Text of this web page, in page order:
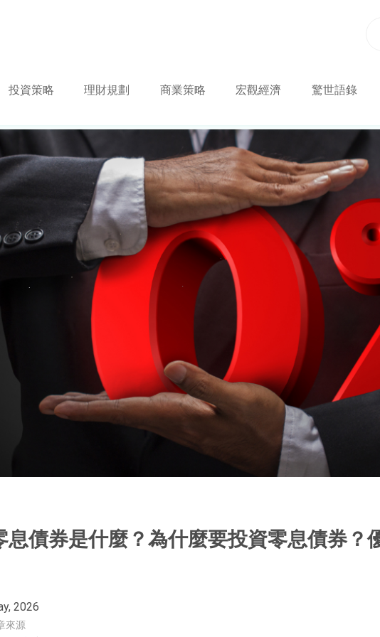
投資策略 理財規劃 商業策略 宏觀經濟 驚世語錄
息債券是什麼？為什麼要投資零息債券？
2026
來源